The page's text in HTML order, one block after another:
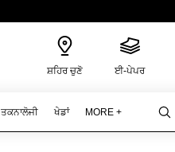
ਸ਼ਹਿਰ ਚੁਣੋ ਈ-ਪੇਪਰ
ਤਕਨਾਲੋਜੀ ਖੇਡਾਂ MORE +